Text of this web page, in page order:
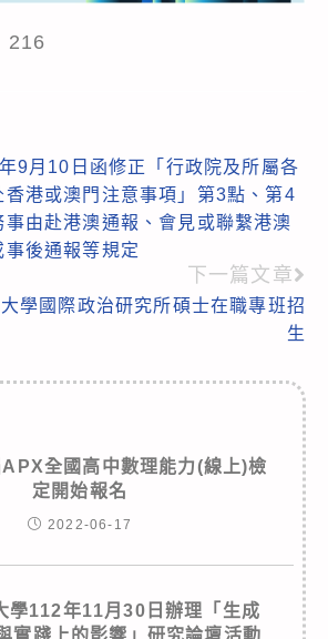
216
9月10日函修正「行政院及所屬各
港或澳門注意事項」第3點、第4
由赴港澳通報、會見或聯繫港澳
後通報等規定
下一篇文章
學國際政治研究所碩士在職專班招
生
全國高中數理能力(線上)檢
定開始報名
2022-06-17
學112年11月30日辦理「生成
實踐上的影響」研究論壇活動